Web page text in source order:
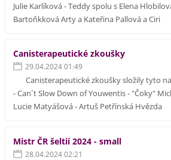
Julie Karlíková - Teddy spolu s Elena
Bartoňkková Arty a Kateřina Pallová a Ciri
Canisterapeutické zkoušky
29.04.2024 01:49
Canisterapeutické zkoušky složily tyto
- Can´t Slow Down of Youwentis - "Čoky"
Lucie Matyášová - Artuš Petřínská Hvězda
Mistr ČR šeltií 2024 - small
28.04.2024 02:21